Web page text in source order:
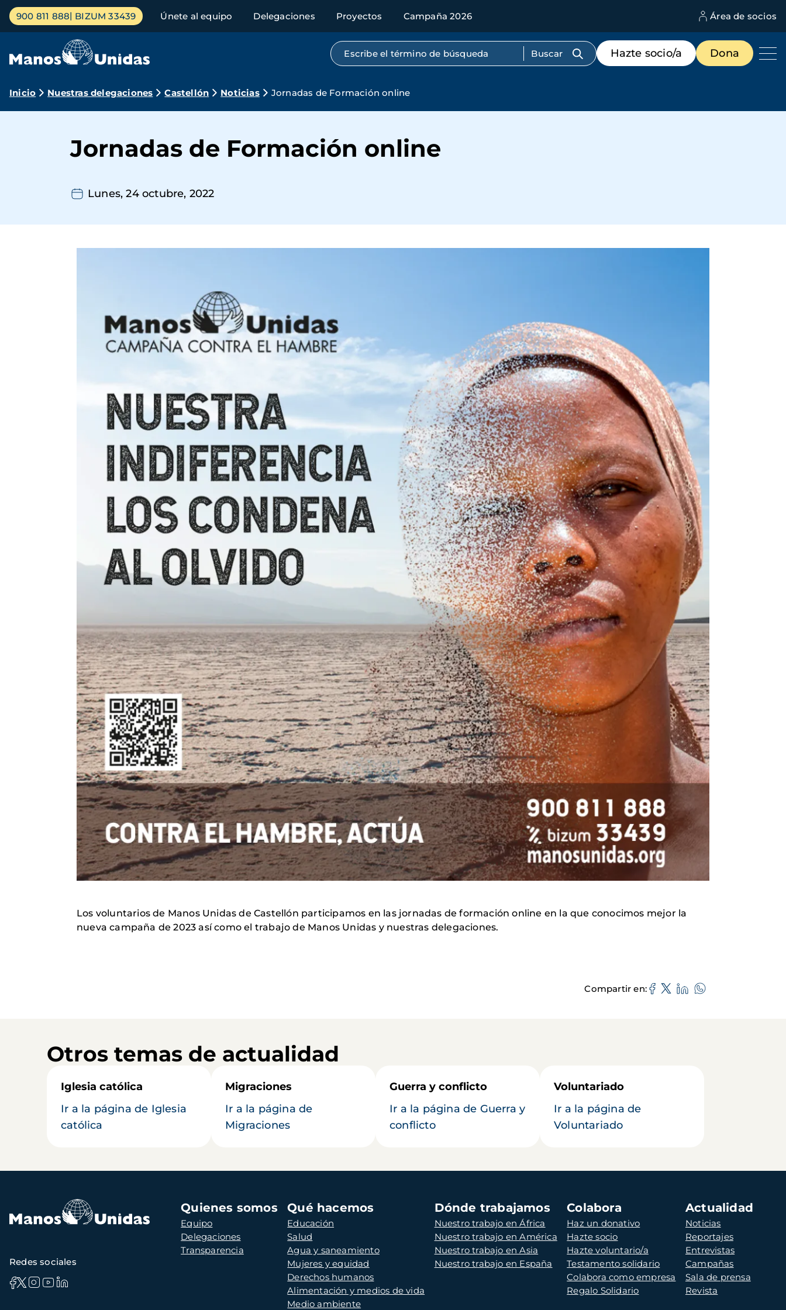
Pasar
contenido
Menú
principal
900 811 888 BIZUM 33439 Únete al equipo Delegaciones Proyectos Campaña 2026 Área de socios
Búsqueda por texto completo
Menú
de
destacados
Hazte socio/a Dona
Ruta
navegación
Inicio Nuestras delegaciones Castellón Noticias Jornadas de Formación online
Jornadas de Formación online
Lunes, 24 octubre, 2022
Los voluntarios de Manos Unidas de Castellón participamos en las jornadas de formación online en la que conocimos mejor la
nueva campaña de 2023 así como el trabajo de Manos Unidas y nuestras delegaciones.
Compartir en
Otros temas de actualidad
Iglesia católica
Ir a la página de Iglesia
católica
Migraciones
Ir a la página de
Migraciones
Guerra y conflicto
Ir a la página de Guerra y
conflicto
Voluntariado
Ir a la página de
Voluntariado
Navegación
principal
Quienes somos
Equipo
Delegaciones
Transparencia
Qué hacemos
Educación
Salud
Agua y saneamiento
Mujeres y equidad
Derechos humanos
Alimentación y medios de vida
Medio ambiente
Dónde trabajamos
Nuestro trabajo en África
Nuestro trabajo en América
Nuestro trabajo en Asia
Nuestro trabajo en España
Colabora
Haz un donativo
Hazte socio
Hazte voluntario/a
Testamento solidario
Colabora como empresa
Regalo Solidario
Actualidad
Noticias
Reportajes
Entrevistas
Campañas
Sala de prensa
Revista
Redes sociales